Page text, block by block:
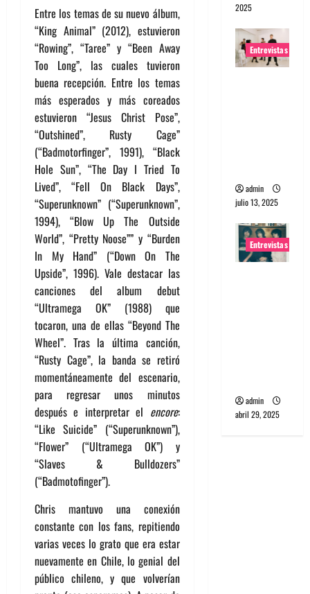
Entre los temas de su nuevo álbum,
“King Animal” (2012), estuvieron
“Rowing”, “Taree” y “Been Away
Too Long”, las cuales tuvieron
buena recepción. Entre los temas
más esperados y más coreados
estuvieron “Jesus Christ Pose”,
“Outshined”, Rusty Cage”
(“Badmotorfinger”, 1991), “Black
Hole Sun”, “The Day I Tried To
Lived”, “Fell On Black Days”,
“Superunknown” (“Superunknown”,
1994), “Blow Up The Outside
World”, “Pretty Noose”” y “Burden
In My Hand” (“Down On The
Upside”, 1996). Vale destacar las
canciones del album debut
“Ultramega OK” (1988) que
tocaron, una de ellas “Beyond The
Wheel”. Tras la última canción,
“Rusty Cage”, la banda se retiró
momentáneamente del escenario,
para regresar unos minutos
después e interpretar el encore:
“Like Suicide” (“Superunknown”),
“Flower” (“Ultramega OK”) y
“Slaves & Bulldozers”
(“Badmotofinger”).
Chris mantuvo una conexión
constante con los fans, repitiendo
varias veces lo grato que era estar
nuevamente en Chile, lo genial del
público chileno, y que volverían
2025
Entrevistas
admin
julio 13, 2025
Entrevistas
admin
abril 29, 2025